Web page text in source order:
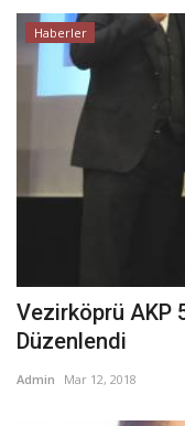
Haberler
Vezirköprü AKP
Düzenlendi
Admin Mar 12, 2018